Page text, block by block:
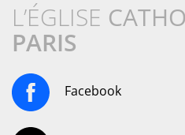
L’ÉGLISE
PARIS
Facebook